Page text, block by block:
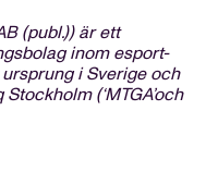
(publ.)) är ett
inom esport-
i Sverige och
(‘MTGA’och